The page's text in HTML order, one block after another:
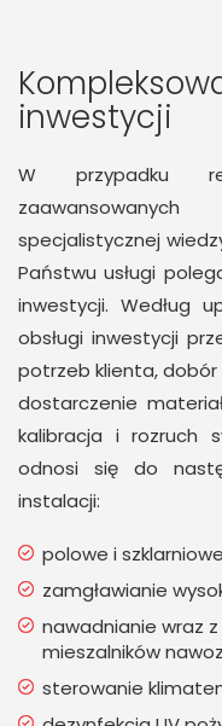
inwestycji
W przypadku
specjalistycznej
Państwu usługi
inwestycji. Według
obsługi inwestycji
potrzeb klienta,
dostarczenie
kalibracja i rozruch
odnosi się do
instalacji:
polowe i
zamgławianie
nawadnianie wraz
mieszalników
sterowanie